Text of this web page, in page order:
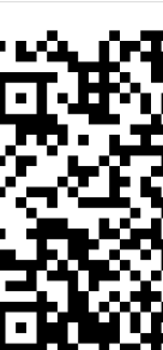
以及
培 訓-
動起
程」
教師